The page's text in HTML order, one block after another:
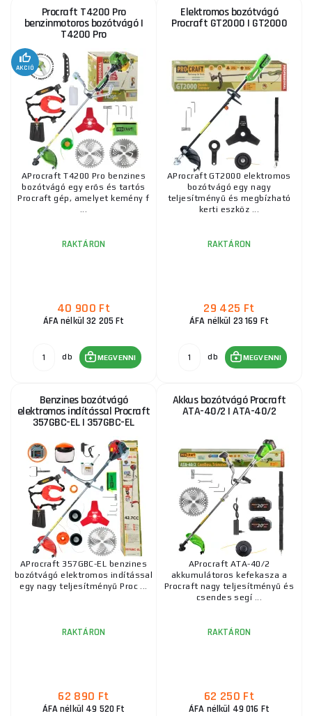
Procraft T4350-S benzinmotoros bozótvágó
osztott tengellyel | T4350-S
RAKTÁRON a szállítónál
MEGVENNI 41 575 Ft
Procraft 357GBC-S benzinmotoros bozótvágó
osztott tengellyel | 357GBC-S
RAKTÁRON a szállítónál
MEGVENNI 51 610 Ft
Procraft T4200 Pro
benzinmotoros bozótvágó |
T4200 Pro
AKCIÓ
AProcraft T4200 Pro benzines
bozótvágó egy erős és tartós
Procraft gép, amelyet kemény f
...
RAKTÁRON
40 900 Ft
ÁFA nélkül 32 205 Ft
db MEGVENNI
Elektromos bozótvágó
Procraft GT2000 | GT2000
AProcraft GT2000 elektromos
bozótvágó egy nagy
teljesítményű és megbízható
kerti eszköz ...
RAKTÁRON
29 425 Ft
ÁFA nélkül 23 169 Ft
db MEGVENNI
Benzines bozótvágó
elektromos indítással Procraft
357GBC-EL | 357GBC-EL
AProcraft 357GBC-EL benzines
bozótvágó elektromos indítással
egy nagy teljesítményű Proc ...
RAKTÁRON
62 890 Ft
ÁFA nélkül 49 520 Ft
Akkus bozótvágó Procraft
ATA-40/2 | ATA-40/2
AProcraft ATA-40/2
akkumulátoros kefekasza a
Procraft nagy teljesítményű és
csendes segí ...
RAKTÁRON
62 250 Ft
ÁFA nélkül 49 016 Ft